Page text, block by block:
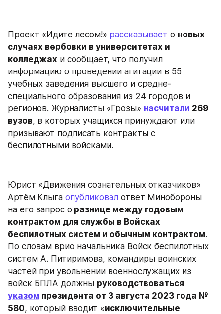
Проект «Идите лесом!» рассказывает о новых
случаях вербовки в университетах и
колледжах и сообщает, что получил
информацию о проведении агитации в 55
учебных заведения высшего и средне-
специального образования из 24 городов и
регионов. Журналисты «Грозы» насчитали 269
вузов, в которых учащихся принуждают или
призывают подписать контракты с
беспилотными войсками.
Юрист «Движения сознательных отказчиков»
Артём Клыга опубликовал ответ Минобороны
на его запрос о разнице между годовым
контрактом для службы в Войсках
беспилотных систем и обычным контрактом.
По словам врио начальника Войск беспилотных
систем А. Питиримова, командиры воинских
частей при увольнении военнослужащих из
войск БПЛА должны
указом президента от 3 августа 2023 года №
580, который вводит «исключительные